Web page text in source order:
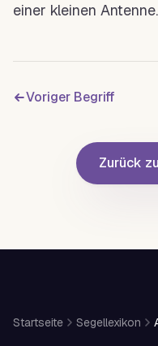
einer kleinen Antenne.
Voriger Begriff
Zurück
Startseite Segellexikon